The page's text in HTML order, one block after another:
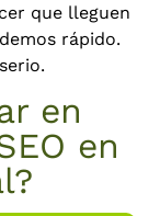
que lleguen
rápido.
en
en